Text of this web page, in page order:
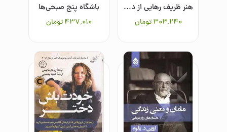
هنر ظریف رهایی از دغدغه‌ها: روشی‌نو برای خوب زندگی کردن
۳۰۳٬۲۴۰ تومان
باشگاه پنج صبحی‌ها
۴۳۷٬۰۱۰تومان